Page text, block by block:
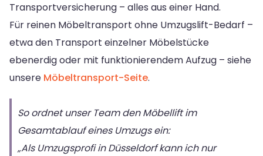
Transportversicherung – alles aus einer Hand.
Für reinen Möbeltransport ohne Umzugslift-Bedarf –
etwa den Transport einzelner Möbelstücke
ebenerdig oder mit funktionierendem Aufzug – siehe
unsere Möbeltransport-Seite.
So ordnet unser Team den Möbellift im
Gesamtablauf eines Umzugs ein:
„Als Umzugsprofi in Düsseldorf kann ich nur